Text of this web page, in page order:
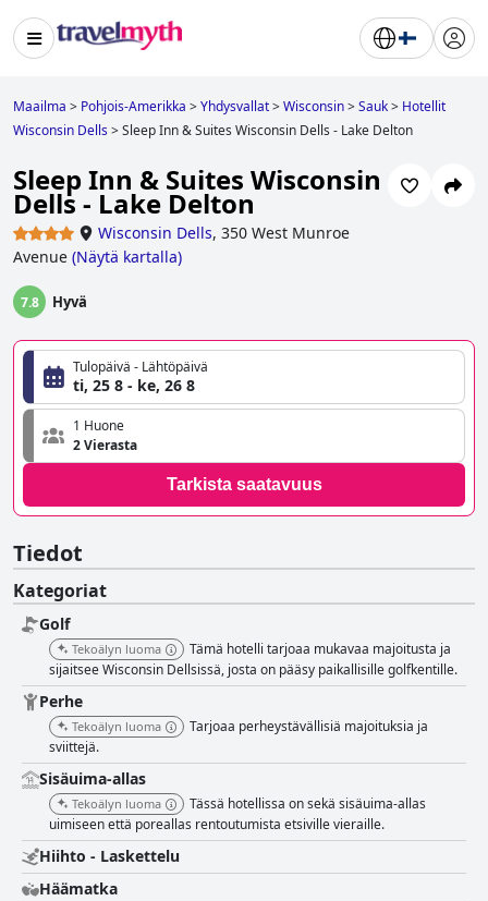
Maailma > Pohjois-Amerikka >Yhdysvallat>Wisconsin>Sauk> Hotellit
Wisconsin Dells>Sleep Inn & Suites Wisconsin Dells - Lake Delton
Sleep Inn & Suites Wisconsin
Dells - Lake Delton
Wisconsin Dells, 350 West Munroe
Avenue (Näytä kartalla)
7.8 Hyvä
Tulopäivä - Lähtöpäivä
ti, 25 8 - ke, 26 8
1 Huone
2 Vierasta
Tarkista saatavuus
Tiedot
Kategoriat
Golf
Tekoälyn luoma
Tämä hotelli tarjoaa mukavaa majoitusta ja
sijaitsee Wisconsin Dellsissä, josta on pääsy paikallisille golfkentille.
Perhe
Tekoälyn luoma
Tarjoaa perheystävällisiä majoituksia ja
sviittejä.
Sisäuima-allas
Tekoälyn luoma
Tässä hotellissa on sekä sisäuima-allas
uimiseen että poreallas rentoutumista etsiville vieraille.
Hiihto - Laskettelu
Häämatka